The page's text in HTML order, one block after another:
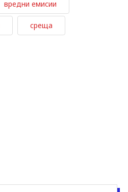
вредни емисии
среща